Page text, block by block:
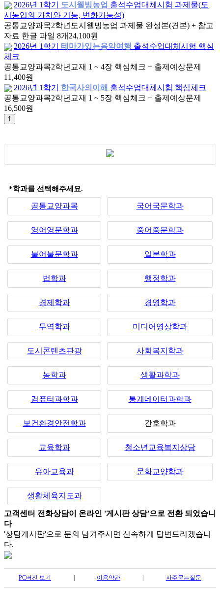
2026년 1학기
도시웰빙농업 출석수업대체시험 과제물(도
시농업의 가치와 기능, 변화가능성)
공통교양과목2학년 도시웰빙농업 과제물 완성본(견본) + 참고
자료 한글 파일 8개 24,100원
2026년 1학기
테마가있는음악여행 출석수업대체시험 핵심
체크
공통교양과목2학년 교재 1 ~ 4장 핵심체크 + 출제예상문제
11,400원
2026년 1학기
한국사의이해 출석수업대체시험 핵심체크
공통교양과목2학년 교재 1 ~ 5장 핵심체크 + 출제예상문제
16,500원
*학과를 선택해주세요.
공통교양과목 국어국문학과
영어영문학과 중어중문학과
불어불문학과 일본학과
법학과 행정학과
경제학과 경영학과
무역학과 미디어영상학과
도시콘텐츠관광 사회복지학과
농학과 생활과학과
컴퓨터과학과 통계데이터과학과
보건환경안전학과 간호학과
교육학과 청소년교육복지상담
유아교육과 문화교양학과
생활체육지도과
고객센터 전화상담이 온라인 '게시판 상담'으로 전환 되었습니
다
'상담게시판'으로 문의 남겨주시면 신속하게 답변드리겠습니
다.
PC버전 보기 이용약관 자주묻는질문